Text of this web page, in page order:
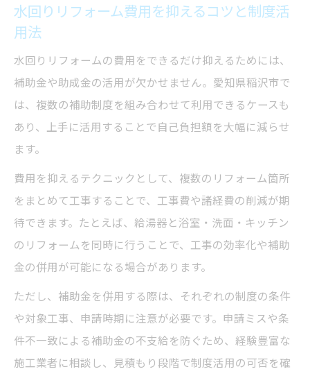
水回りリフォーム費用を抑えるコツと制度活
用法
水回りリフォームの費用をできるだけ抑えるためには、
補助金や助成金の活用が欠かせません。愛知県稲沢市で
は、複数の補助制度を組み合わせて利用できるケースも
あり、上手に活用することで自己負担額を大幅に減らせ
ます。
費用を抑えるテクニックとして、複数のリフォーム箇所
をまとめて工事することで、工事費や諸経費の削減が期
待できます。たとえば、給湯器と浴室・洗面・キッチン
のリフォームを同時に行うことで、工事の効率化や補助
金の併用が可能になる場合があります。
ただし、補助金を併用する際は、それぞれの制度の条件
や対象工事、申請時期に注意が必要です。申請ミスや条
件不一致による補助金の不支給を防ぐため、経験豊富な
施工業者に相談し、見積もり段階で制度活用の可否を確